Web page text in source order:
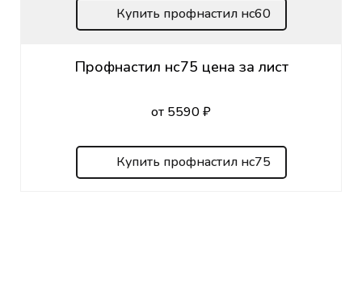
Купить профнастил нс60
Профнастил нс75 цена за лист
от 5590 ₽
Купить профнастил нс75